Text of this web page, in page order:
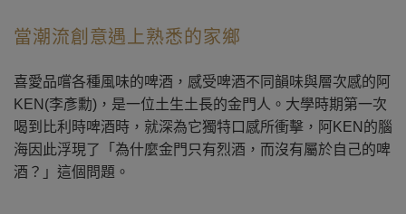
當潮流創意遇上熟悉的家鄉
喜愛品嚐各種風味的啤酒，感受啤酒不同韻味與層次感的阿
KEN(李彥勳)，是一位土生土長的金門人。大學時期第一次
喝到比利時啤酒時，就深為它獨特口感所衝擊， 阿KEN 的腦
海因此浮現了「為什麼金門只有烈酒，而沒有屬於自己的啤
酒？」這個問題。